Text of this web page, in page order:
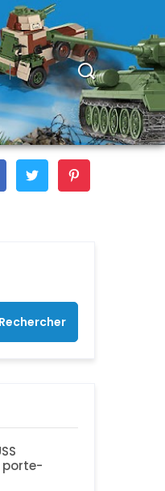
Rechercher
porte-